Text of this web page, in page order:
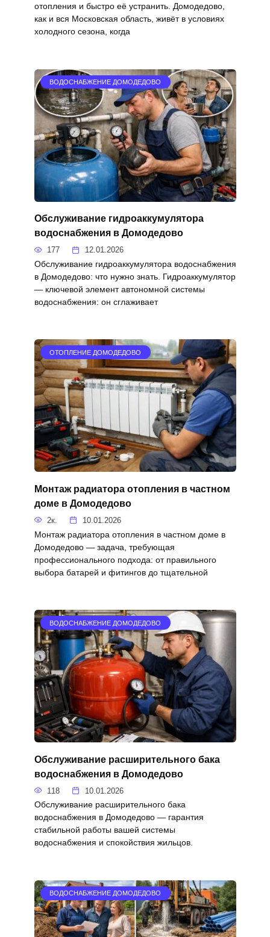
отопления и быстро её устранить. Домодедово,
как и вся Московская область, живёт в условиях
холодного сезона, когда
ВОДОСНАБЖЕНИЕ ДОМОДЕДОВО
Обслуживание гидроаккумулятора
водоснабжения в Домодедово
177 12.01.2026
Обслуживание гидроаккумулятора водоснабжения
в Домодедово: что нужно знать. Гидроаккумулятор
— ключевой элемент автономной системы
водоснабжения: он сглаживает
ОТОПЛЕНИЕ ДОМОДЕДОВО
Монтаж радиатора отопления в частном
доме в Домодедово
2к. 10.01.2026
Монтаж радиатора отопления в частном доме в
Домодедово — задача, требующая
профессионального подхода: от правильного
выбора батарей и фитингов до тщательной
ВОДОСНАБЖЕНИЕ ДОМОДЕДОВО
Обслуживание расширительного бака
водоснабжения в Домодедово
118 10.01.2026
Обслуживание расширительного бака
водоснабжения в Домодедово — гарантия
стабильной работы вашей системы
водоснабжения и спокойствия жильцов.
ВОДОСНАБЖЕНИЕ ДОМОДЕДОВО